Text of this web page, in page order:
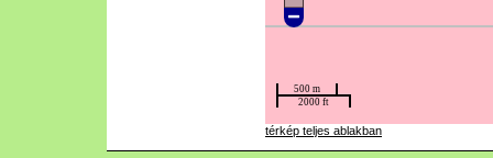
térkép teljes ablakban